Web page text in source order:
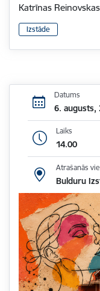
Katrīnas
Izstāde
Datums
6. augusts,
Laiks
14.00
Atrašanās
Bulduru